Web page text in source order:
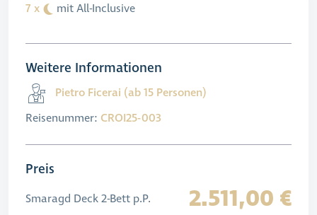
7 x mit All-Inclusive
Weitere Informationen
Pietro Ficerai (ab 15 Personen)
Reisenummer: CROI25-003
Preis
Smaragd Deck 2-Bett p.P. 2.511,00 €